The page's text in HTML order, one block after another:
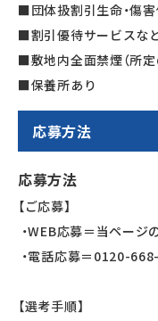
■団体扱割引生命・傷
■割引優待サービスな
■敷地内全面禁煙（所定
■保養所あり
応募方法
応募方法
【ご応募】
・WEB応募＝当ページ
・電話応募＝0120-
【選考手順】